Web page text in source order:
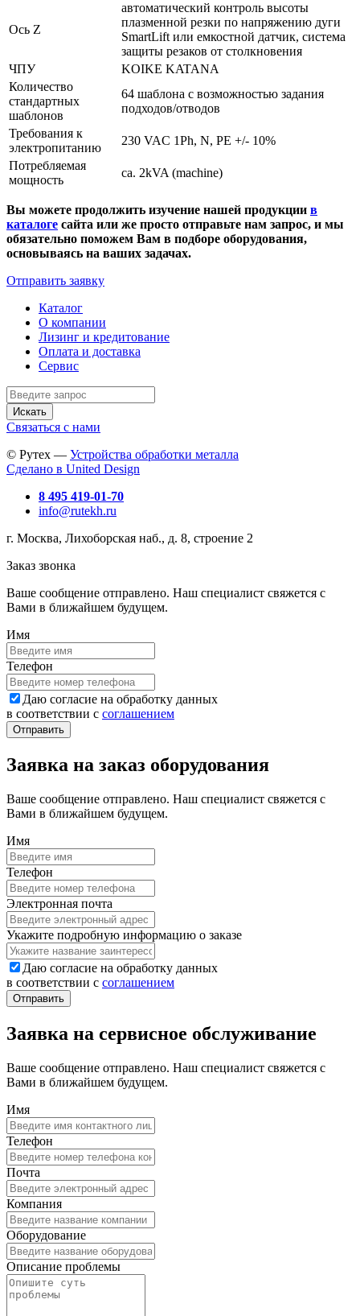
Ось Z
автоматический контроль высоты
плазменной резки по напряжению дуги
SmartLift или емкостной датчик, система
защиты резаков от столкновения
ЧПУ
KOIKE KATANA
Количество
стандартных
шаблонов
64 шаблона с возможностью задания
подходов/отводов
Требования к
электропитанию
230 VAC 1Ph, N, PE +/- 10%
Потребляемая
мощность
ca. 2kVA (machine)
Вы можете продолжить изучение нашей продукции в
каталоге сайта или же просто отправьте нам запрос, и мы
обязательно поможем Вам в подборе оборудования,
основываясь на ваших задачах.
Отправить заявку
Каталог
О компании
Лизинг и кредитование
Оплата и доставка
Сервис
Искать
Связаться с нами
© Рутех — Устройства обработки металла
Сделано в United Design
8 495 419-01-70
info@rutekh.ru
г. Москва, Лихоборская наб., д. 8, строение 2
Заказ звонка
Ваше сообщение отправлено. Наш специалист свяжется с
Вами в ближайшем будущем.
Имя
Телефон
Даю согласие на обработку данных
в соответствии с соглашением
Заявка на заказ оборудования
Ваше сообщение отправлено. Наш специалист свяжется с
Вами в ближайшем будущем.
Имя
Телефон
Электронная почта
Укажите подробную информацию о заказе
Даю согласие на обработку данных
в соответствии с соглашением
Заявка на сервисное обслуживание
Ваше сообщение отправлено. Наш специалист свяжется с
Вами в ближайшем будущем.
Имя
Телефон
Почта
Компания
Оборудование
Описание проблемы